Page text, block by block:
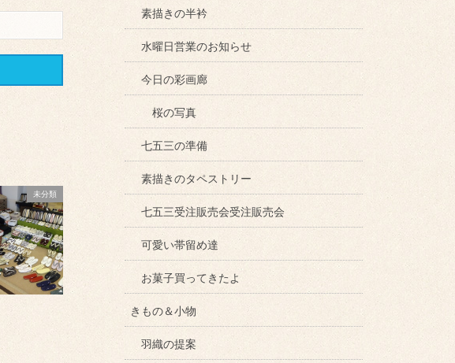
未分類
素描きの半衿
水曜日営業のお知らせ
今日の彩画廊
桜の写真
七五三の準備
素描きのタペストリー
七五三受注販売会受注販売会
可愛い帯留め達
お菓子買ってきたよ
きもの＆小物
羽織の提案